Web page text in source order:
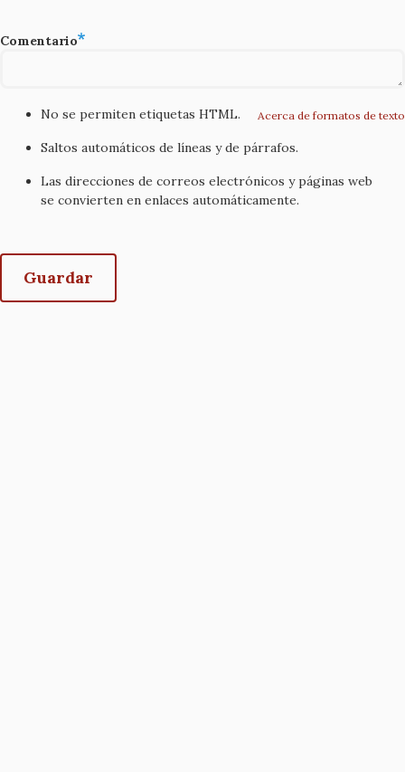
Comentario
Acerca de formatos de texto
No se permiten etiquetas HTML.
Saltos automáticos de líneas y de párrafos.
Las direcciones de correos electrónicos y páginas web
se convierten en enlaces automáticamente.